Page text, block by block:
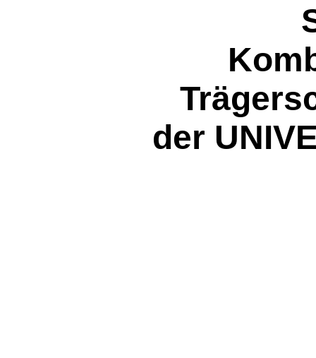
der